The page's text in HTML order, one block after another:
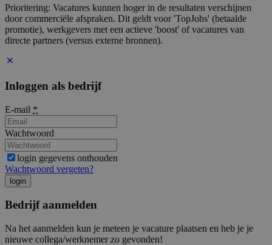
Prioritering: Vacatures kunnen hoger in de resultaten verschijnen
door commerciële afspraken. Dit geldt voor 'TopJobs' (betaalde
promotie), werkgevers met een actieve 'boost' of vacatures van
directe partners (versus externe bronnen).
Inloggen als bedrijf
E-mail *
Wachtwoord
login gegevens onthouden
Wachtwoord vergeten?
login
Bedrijf aanmelden
Na het aanmelden kun je meteen je vacature plaatsen en heb je je
nieuwe collega/werknemer zo gevonden!